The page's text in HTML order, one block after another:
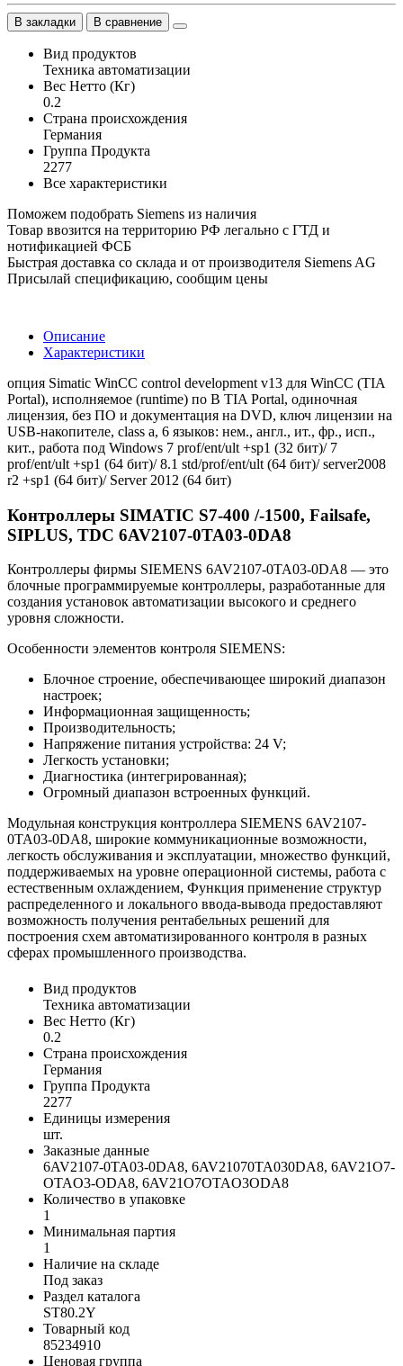
В закладки В сравнение
Вид продуктов
Техника автоматизации
Вес Нетто (Кг)
0.2
Страна происхождения
Германия
Группа Продукта
2277
Все характеристики
Поможем подобрать Siemens из наличия
Товар ввозится на территорию РФ легально с ГТД и
нотификацией ФСБ
Быстрая доставка со склада и от производителя Siemens AG
Присылай спецификацию, сообщим цены
Описание
Характеристики
опция Simatic WinCC control development v13 для WinCC (TIA
Portal), исполняемое (runtime) по В TIA Portal, одиночная
лицензия, без ПО и документация на DVD, ключ лицензии на
USB-накопителе, class a, 6 языков: нем., англ., ит., фр., исп.,
кит., работа под Windows 7 prof/ent/ult +sp1 (32 бит)/ 7
prof/ent/ult +sp1 (64 бит)/ 8.1 std/prof/ent/ult (64 бит)/ server2008
r2 +sp1 (64 бит)/ Server 2012 (64 бит)
Контроллеры SIMATIC S7-400 /-1500, Failsafe,
SIPLUS, TDC 6AV2107-0TA03-0DA8
Контроллеры фирмы SIEMENS 6AV2107-0TA03-0DA8 — это
блочные программируемые контроллеры, разработанные для
создания установок автоматизации высокого и среднего
уровня сложности.
Особенности элементов контроля SIEMENS:
Блочное строение, обеспечивающее широкий диапазон
настроек;
Информационная защищенность;
Производительность;
Напряжение питания устройства: 24 V;
Легкость установки;
Диагностика (интегрированная);
Огромный диапазон встроенных функций.
Модульная конструкция контроллера SIEMENS 6AV2107-
0TA03-0DA8, широкие коммуникационные возможности,
легкость обслуживания и эксплуатации, множество функций,
поддерживаемых на уровне операционной системы, работа с
естественным охлаждением, Функция применение структур
распределенного и локального ввода-вывода предоставляют
возможность получения рентабельных решений для
построения схем автоматизированного контроля в разных
сферах промышленного производства.
Вид продуктов
Техника автоматизации
Вес Нетто (Кг)
0.2
Страна происхождения
Германия
Группа Продукта
2277
Единицы измерения
шт.
Заказные данные
6AV2107-0TA03-0DA8, 6AV21070TA030DA8, 6AV21O7-
OTAO3-ODA8, 6AV21O7OTAO3ODA8
Количество в упаковке
1
Минимальная партия
1
Наличие на складе
Под заказ
Раздел каталога
ST80.2Y
Товарный код
85234910
Ценовая группа